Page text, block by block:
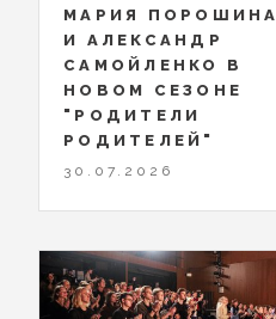
МАРИЯ ПОРОШИНА
И АЛЕКСАНДР
САМОЙЛЕНКО В
НОВОМ СЕЗОНЕ
"РОДИТЕЛИ
РОДИТЕЛЕЙ"
30.07.2026